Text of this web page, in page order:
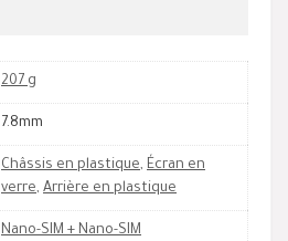
207 g
7.8mm
Châssis en plastique, Écran en
verre, Arrière en plastique
Nano-SIM + Nano-SIM